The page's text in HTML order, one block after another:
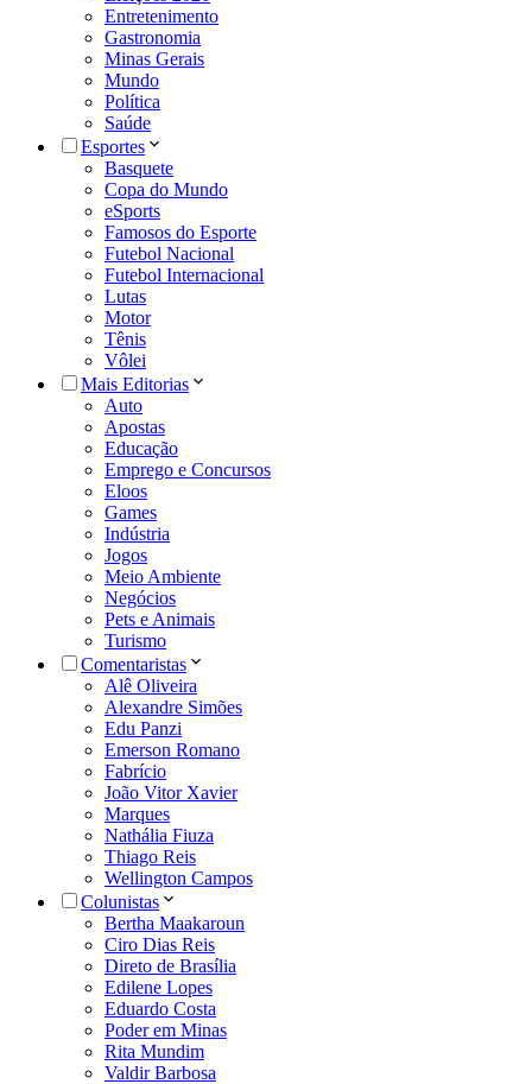
Entretenimento
Gastronomia
Minas Gerais
Mundo
Política
Saúde
Esportes
Basquete
Copa do Mundo
eSports
Famosos do Esporte
Futebol Nacional
Futebol Internacional
Lutas
Motor
Tênis
Vôlei
Mais Editorias
Auto
Apostas
Educação
Emprego e Concursos
Eloos
Games
Indústria
Jogos
Meio Ambiente
Negócios
Pets e Animais
Turismo
Comentaristas
Alê Oliveira
Alexandre Simões
Edu Panzi
Emerson Romano
Fabrício
João Vitor Xavier
Marques
Nathália Fiuza
Thiago Reis
Wellington Campos
Colunistas
Bertha Maakaroun
Ciro Dias Reis
Direto de Brasília
Edilene Lopes
Eduardo Costa
Poder em Minas
Rita Mundim
Valdir Barbosa